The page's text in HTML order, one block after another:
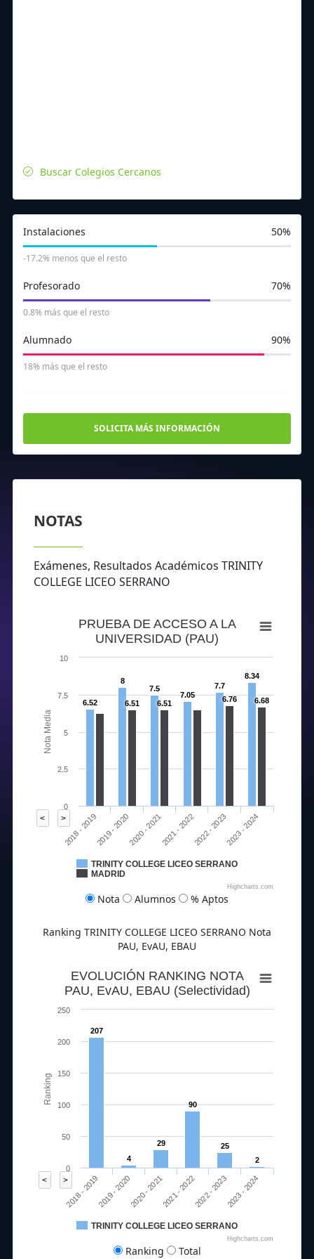
Buscar Colegios Cercanos
Instalaciones 50%
-17.2% menos que el resto
Profesorado 70%
0.8% más que el resto
Alumnado 90%
18% más que el resto
SOLICITA MÁS INFORMACIÓN
NOTAS
Exámenes, Resultados Académicos TRINITY
COLLEGE LICEO SERRANO
< >
Nota Media
PRUEBA DE ACCESO A LA
UNIVERSIDAD (PAU)
6.52
8
7.5
7.05
7.7
8.34
6.51 6.51 6.76 6.68
TRINITY COLLEGE LICEO SERRANO
MADRID
2018 - 20192019 - 20202020 - 20212021 - 20222022 - 20232023 - 2024
0
2.5
5
7.5
10
Highcharts.com
Nota Alumnos % Aptos
Ranking TRINITY COLLEGE LICEO SERRANO Nota
PAU, EvAU, EBAU
< >
Ranking
EVOLUCIÓN RANKING NOTA
PAU, EvAU, EBAU (Selectividad)
58 136
207
4
29
90
25
2
TRINITY COLLEGE LICEO SERRANO
2018 - 2019 2020 - 2021 2022 - 2023
2019 - 2020 2021 - 2022 2023 - 2024
0
100
200
50
150
250
Highcharts.com
Ranking Total